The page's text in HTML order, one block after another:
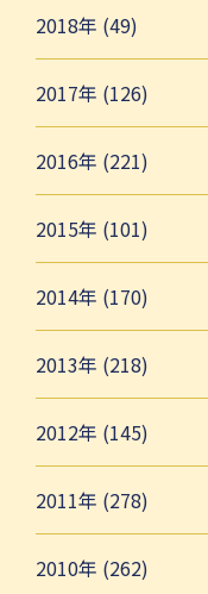
2018年 (49)
2017年 (126)
2016年 (221)
2015年 (101)
2014年 (170)
2013年 (218)
2012年 (145)
2011年 (278)
2010年 (262)